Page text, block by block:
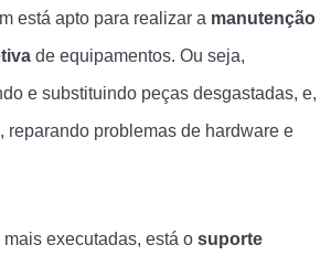
está apto para realizar a manutenção
de equipamentos. Ou seja,
e substituindo peças desgastadas, e,
reparando problemas de hardware e
executadas, está o suporte